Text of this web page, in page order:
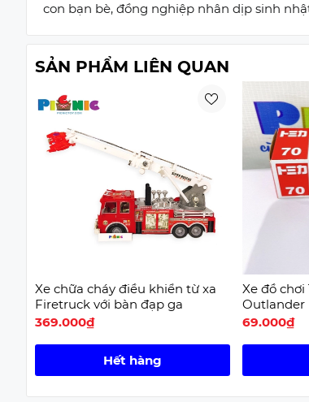
con bạn bè, đồng nghiệp nhân dịp sinh
SẢN PHẨM LIÊN QUAN
Xe chữa cháy điều khiển từ xa
Firetruck với bàn đạp ga
369.000₫
Hết hàng
Xe đồ
Outlander
69.000₫